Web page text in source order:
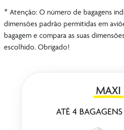
* Atenção: O número de bagagens
dimensões padrão permitidas em
bagagem e compara as suas
escolhido. Obrigado!
MAXI
ATÉ 4